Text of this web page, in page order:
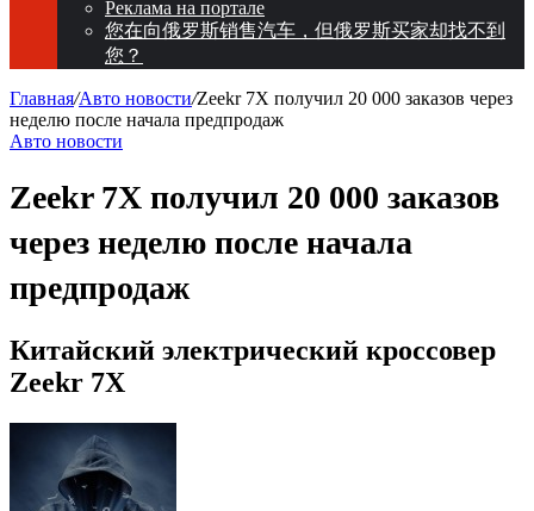
Реклама на портале
您在向俄罗斯销售汽车，但俄罗斯买家却找不到
您？
Главная/Авто новости/Zeekr 7X получил 20 000 заказов через
неделю после начала предпродаж
Авто новости
Zeekr 7X получил 20 000 заказов
через неделю после начала
предпродаж
Китайский электрический кроссовер
Zeekr 7X